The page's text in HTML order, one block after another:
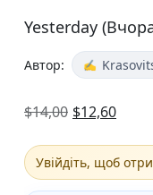
Yesterday
Автор:
$14,00 $12,60
Увійдіть, щоб